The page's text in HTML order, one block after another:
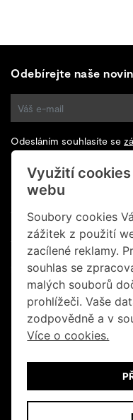
Odebírejte naše
Odesláním souhlasíte se
Sledujte nás na
+420 602 200 928
+420 702 131 673
info@retrogallery.cz
Informace o cookies
Obchodní podmínky
Využití
webu
Soubory cookies
zážitek z použití
zacílené reklamy.
souhlas se
malých souborů
prohlížeči. Vaše
zodpovědně a v
Více o cookies.